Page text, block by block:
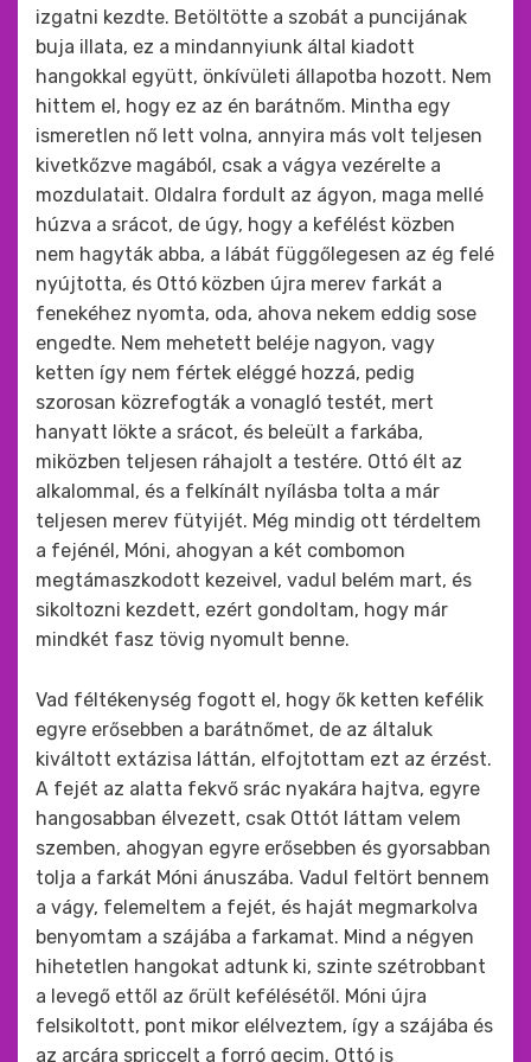
izgatni kezdte. Betöltötte a szobát a puncijának
buja illata, ez a mindannyiunk által kiadott
hangokkal együtt, önkívületi állapotba hozott. Nem
hittem el, hogy ez az én barátnőm. Mintha egy
ismeretlen nő lett volna, annyira más volt teljesen
kivetkőzve magából, csak a vágya vezérelte a
mozdulatait. Oldalra fordult az ágyon, maga mellé
húzva a srácot, de úgy, hogy a kefélést közben
nem hagyták abba, a lábát függőlegesen az ég felé
nyújtotta, és Ottó közben újra merev farkát a
fenekéhez nyomta, oda, ahova nekem eddig sose
engedte. Nem mehetett beléje nagyon, vagy
ketten így nem fértek eléggé hozzá, pedig
szorosan közrefogták a vonagló testét, mert
hanyatt lökte a srácot, és beleült a farkába,
miközben teljesen ráhajolt a testére. Ottó élt az
alkalommal, és a felkínált nyílásba tolta a már
teljesen merev fütyijét. Még mindig ott térdeltem
a fejénél, Móni, ahogyan a két combomon
megtámaszkodott kezeivel, vadul belém mart, és
sikoltozni kezdett, ezért gondoltam, hogy már
mindkét fasz tövig nyomult benne.
Vad féltékenység fogott el, hogy ők ketten kefélik
egyre erősebben a barátnőmet, de az általuk
kiváltott extázisa láttán, elfojtottam ezt az érzést.
A fejét az alatta fekvő srác nyakára hajtva, egyre
hangosabban élvezett, csak Ottót láttam velem
szemben, ahogyan egyre erősebben és gyorsabban
tolja a farkát Móni ánuszába. Vadul feltört bennem
a vágy, felemeltem a fejét, és haját megmarkolva
benyomtam a szájába a farkamat. Mind a négyen
hihetetlen hangokat adtunk ki, szinte szétrobbant
a levegő ettől az őrült kefélésétől. Móni újra
felsikoltott, pont mikor elélveztem, így a szájába és
az arcára spriccelt a forró gecim. Ottó is